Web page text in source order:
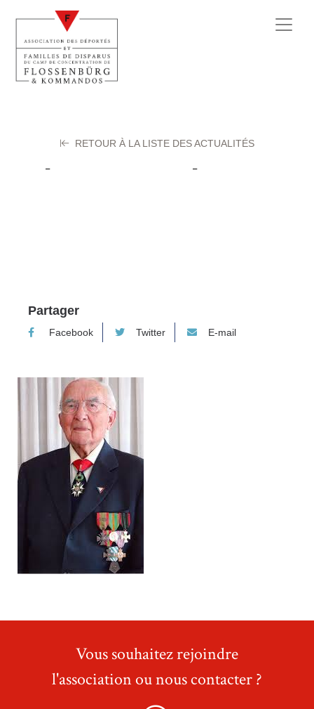
RETOUR À LA LISTE DES ACTUALITÉS
Julien Bazile
Partager
Facebook Twitter E-mail
Vous souhaitez rejoindre
l'association ou nous contacter ?